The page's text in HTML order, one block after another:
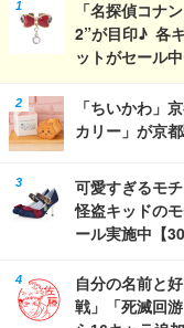
「名探偵コナ
2”が目印♪ 各
ットがセール中
「ちいかわ」
カリー」が京
可愛すぎるモ
怪盗キッドの
ール実施中【
自分の名前と
戦」「死滅回